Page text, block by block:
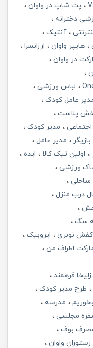
پت شاپ در واوان
دخترانه
آنتیک
هایپر واوان
ارزانسرا
در واوان
لباس ورزشی
عامل کودک
پلاست
مدیر کودک
بازیگر
مدیر عامل
اولین تیک کالا
ایده
ورزشی
ساحلی
درب منزل
سگ
کفش نوبری
ایروبیک
اطراف من
فرهمند
طرح مدیر کودک
مدرسه
مجلسی
مصرف بوف
رستوران واوان